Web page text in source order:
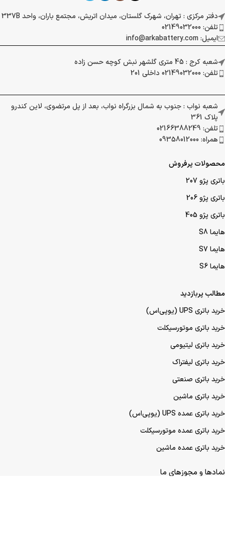
دفتر مرکزی : تهران، شهرک گلستان، میدان اتریش، مجتمع باران، واحد 337B
تلفن: 02149032000
ایمیل: info@arkabattery.com
شعبه کرج : 45 متری گلشهر نبش کوچه حسن زاده
تلفن: 02149032000 داخلی 201
شعبه نواب : جنوب به شمال بزرگراه نواب، بعد از پل مرتضوی، لاین کندرو
پلاک 361
تلفن: 02166388249
همراه: 09358012000
محصولات پرفروش
باتری پژو 207
باتری پژو 206
باتری پژو 405
هایما S8
هایما S7
هایما S6
مطالب پربازدید
خرید باتری UPS (یو‌پی‌اس)
خرید باتری موتورسیکلت
خرید باتری لیتیومی
خرید باتری لیفتراک
خرید باتری صنعتی
خرید باتری ماشین
خرید باتری عمده UPS (یو‌پی‌اس)
خرید باتری عمده موتورسیکلت
خرید باتری عمده ماشین
نمادها و مجوزهای ما